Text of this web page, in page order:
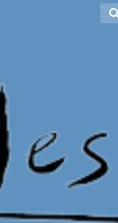
: